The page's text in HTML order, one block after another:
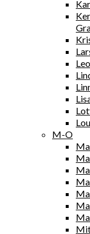
M-O